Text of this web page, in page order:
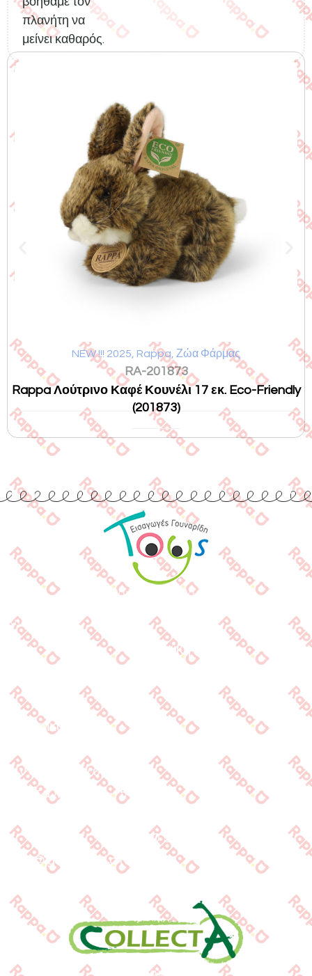
πλανήτη να
μείνει καθαρός.
NEW !!! 2025 Rappa Ζώα Φάρμας
RA-201873
Rappa Λούτρινο Καφέ Κουνέλι 17 εκ. Eco-Friendly
(201873)
Εισαγωγές Παιχνιδιών
Quick Links
Αρχική
Τράπεζες
Επικοινωνία
Ιωνος Δραγούμη 14
Θεσσαλονίκη · 54624
+30 2310 551560
info@gounaridis.com
www.rappa.gr